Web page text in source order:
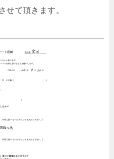
せて頂きます。